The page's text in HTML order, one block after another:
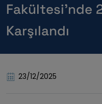
Fakültesi’nde
Karşılandı
23/12/2025